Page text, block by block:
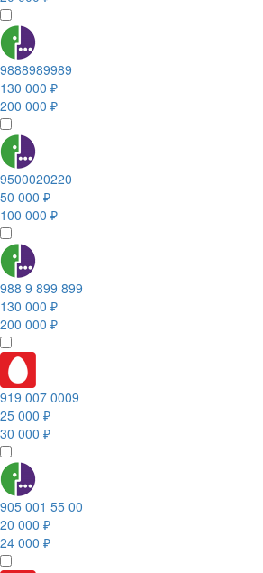
9888989989
130 000 ₽
200 000 ₽
9500020220
50 000 ₽
100 000 ₽
988 9 899 899
130 000 ₽
200 000 ₽
919 007 0009
25 000 ₽
30 000 ₽
905 001 55 00
20 000 ₽
24 000 ₽